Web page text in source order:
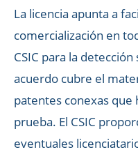
La licencia apunta a
comercialización en
CSIC para la
acuerdo cubre el
patentes conexas que
prueba. El CSIC
eventuales